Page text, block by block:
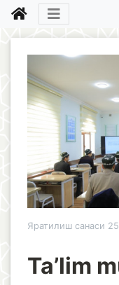
Яратилиш санаси
Ta’lim